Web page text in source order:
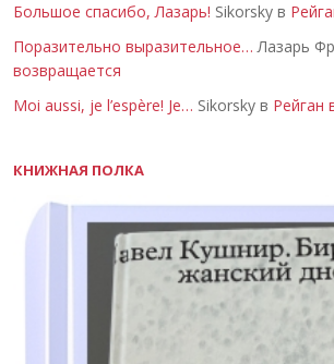
Большое спасибо, Лазарь! Sikorsky в
Поразительно выразительное… Лазарь
возвращается
Moi aussi, je l’espère! Je… Sikorsky в Рейган
КНИЖНАЯ ПОЛКА